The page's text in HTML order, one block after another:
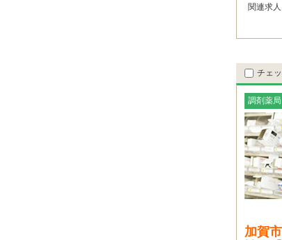
関連求人
チェ
調剤薬局
加賀